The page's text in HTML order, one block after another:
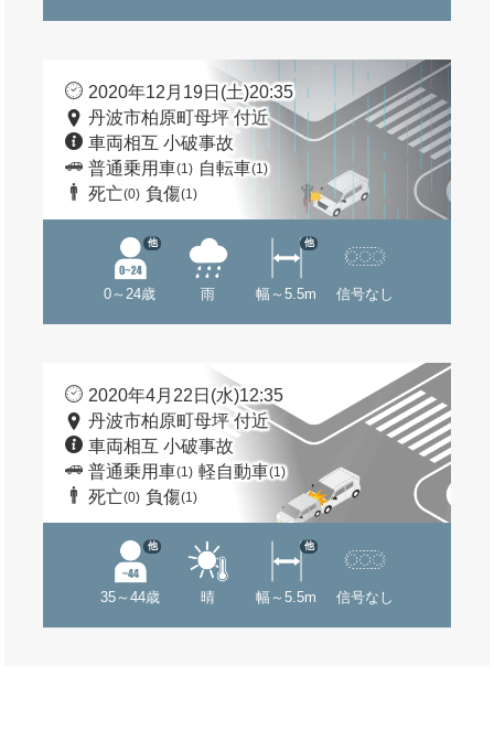
2020年12月19日(土)20:35
丹波市柏原町母坪 付近
車両相互 小破事故
普通乗用車(1) 自転車(1)
死亡(0) 負傷(1)
0～24歳
他
雨 幅～5.5m
他
信号なし
2020年4月22日(水)12:35
丹波市柏原町母坪 付近
車両相互 小破事故
普通乗用車(1) 軽自動車(1)
死亡(0) 負傷(1)
35～44歳
他
晴 幅～5.5m
他
信号なし